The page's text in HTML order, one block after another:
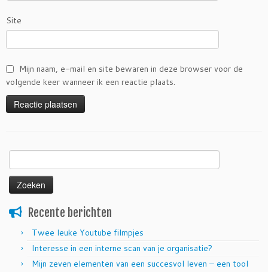
Site
Mijn naam, e-mail en site bewaren in deze browser voor de
volgende keer wanneer ik een reactie plaats.
naar:
Recente berichten
Twee leuke Youtube filmpjes
Interesse in een interne scan van je organisatie?
Mijn zeven elementen van een succesvol leven – een tool